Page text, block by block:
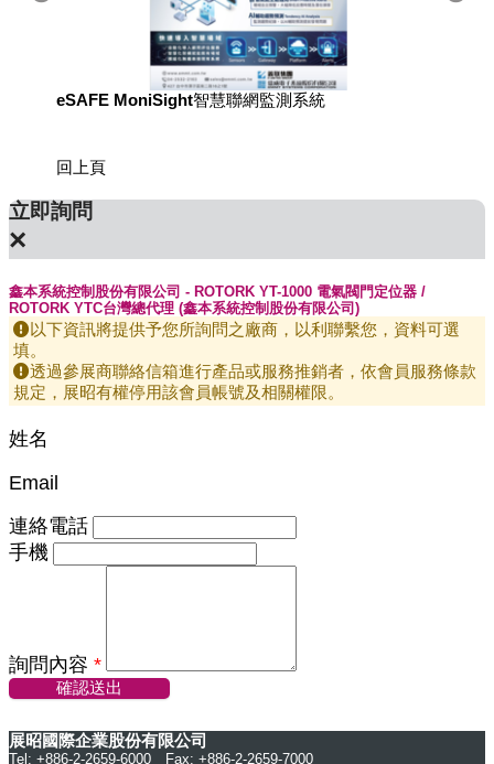
eSAFE MoniSight智慧聯網監測系統
回上頁
立即詢問
×
鑫本系統控制股份有限公司 - ROTORK YT-1000 電氣閥門定位器 /
ROTORK YTC台灣總代理 (鑫本系統控制股份有限公司)
以下資訊將提供予您所詢問之廠商，以利聯繫您，資料可選
填。
透過參展商聯絡信箱進行產品或服務推銷者，依會員服務條款
規定，展昭有權停用該會員帳號及相關權限。
姓名
Email
連絡電話
手機
詢問內容 *
確認送出
展昭國際企業股份有限公司
Tel: +886-2-2659-6000 Fax: +886-2-2659-7000